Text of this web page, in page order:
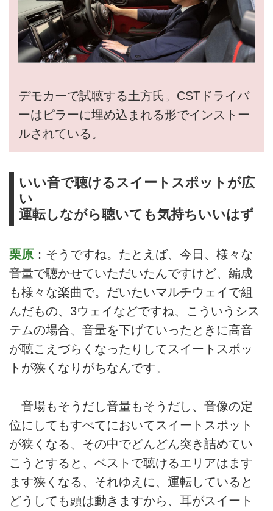
デモカーで試聴する土方氏。CSTドライバ
ーはピラーに埋め込まれる形でインストー
ルされている。
いい音で聴けるスイートスポットが広
い
運転しながら聴いても気持ちいいはず
栗原 ：そうですね。たとえば、今日、様々な
音量で聴かせていただいたんですけど、編成
も様々な楽曲で。だいたいマルチウェイで組
んだもの、3ウェイなどですね、こういうシス
テムの場合、音量を下げていったときに高音
が聴こえづらくなったりしてスイートスポッ
トが狭くなりがちなんです。
音場もそうだし音量もそうだし、音像の定
位にしてもすべてにおいてスイートスポット
が狭くなる、その中でどんどん突き詰めてい
こうとすると、ベストで聴けるエリアはます
ます狭くなる、それゆえに、運転していると
どうしても頭は動きますから、耳がスイート